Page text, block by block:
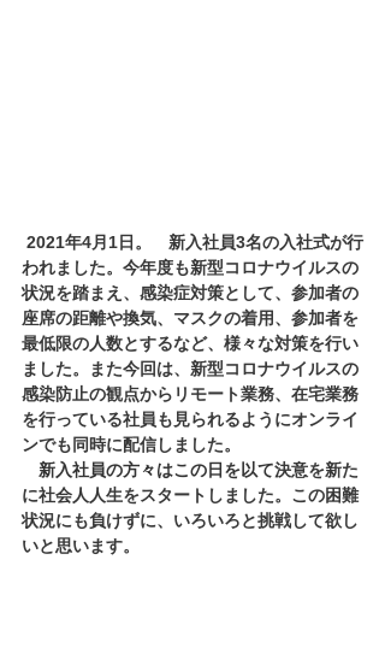
2021年4月1日。　新入社員3名の入社式が行
われました。今年度も新型コロナウイルスの
状況を踏まえ、感染症対策として、参加者の
座席の距離や換気、マスクの着用、参加者を
最低限の人数とするなど、様々な対策を行い
ました。また今回は、新型コロナウイルスの
感染防止の観点からリモート業務、在宅業務
を行っている社員も見られるようにオンライ
ンでも同時に配信しました。
新入社員の方々はこの日を以て決意を新た
に社会人人生をスタートしました。この困難
状況にも負けずに、いろいろと挑戦して欲し
いと思います。